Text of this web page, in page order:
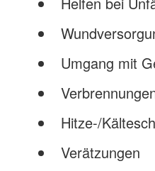
Umgang mit
Hitze-/
Verätzungen